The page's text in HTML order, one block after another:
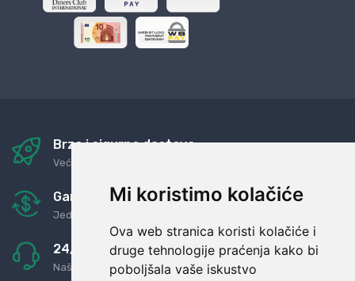
Mi koristimo kolačiće
Ova web stranica koristi kolačiće i
druge tehnologije praćenja kako bi
poboljšala vaše iskustvo
Brza i sigurna dostava
Već za nekoliko dana kod vas
Garancija u povrat novaca
Jednostavno pravilo: Roba za novac
24/7 odlična podrška
Naši agenti uvijek na raspolaganju